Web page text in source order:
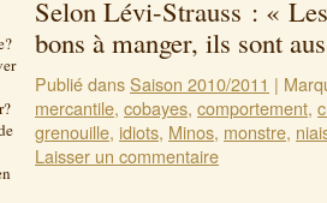
Selon Lévi-Strauss : «
bons à manger, ils sont
Publié dansSaison 2010/2011 |
mercantile, cobayes, comportement,
grenouille, idiots, Minos, monstre,
Laisser un commentaire